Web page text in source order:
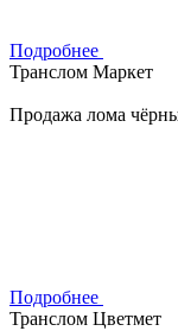
Подробнее
Транслом Маркет
Продажа лома
Подробнее
Транслом Цветмет